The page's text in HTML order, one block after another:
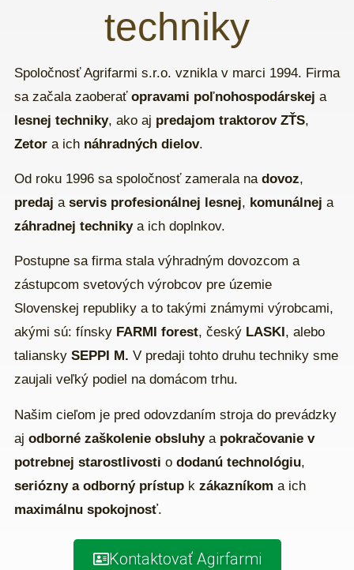
techniky
Spoločnosť Agrifarmi s.r.o. vznikla v marci 1994. Firma
sa začala zaoberať opravami poľnohospodárskej a
lesnej techniky, ako aj predajom traktorov ZŤS,
Zetora ich náhradných dielov.
Od roku 1996 sa spoločnosť zamerala na dovoz,
predaj a servis profesionálnej lesnej, komunálnej a
záhradnej technikya ich doplnkov.
Postupne sa firma stala výhradným dovozcom a
zástupcom svetových výrobcov pre územie
Slovenskej republiky a to takými známymi výrobcami,
akými sú: fínsky FARMI forest, český LASKI , alebo
taliansky SEPPI M. V predaji tohto druhu techniky sme
zaujali veľký podiel na domácom trhu.
Našim cieľom je pred odovzdaním stroja do prevádzky
aj odborné zaškolenie obsluhya pokračovanie v
potrebnej starostlivosti o dodanú technológiu,
seriózny a odborný prístupk zákazníkom a ich
maximálnu spokojnosť.
Kontaktovať Agirfarmi